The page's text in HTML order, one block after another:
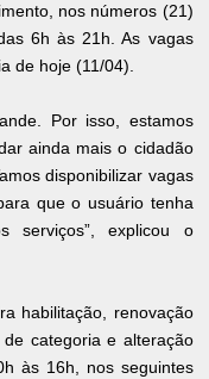
nos números (21)
6h às 21h. As vagas
de hoje (11/04).
Por isso, estamos
ainda mais o cidadão
disponibilizar vagas
que o usuário tenha
serviços”, explicou o
habilitação, renovação
categoria e alteração
às 16h, nos seguintes